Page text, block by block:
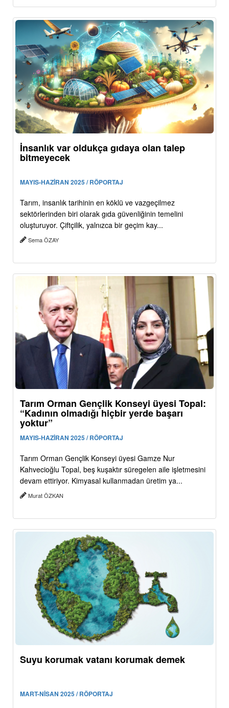
İnsanlık var oldukça gıdaya olan talep
bitmeyecek
MAYIS-HAZİRAN 2025 / RÖPORTAJ
Tarım, insanlık tarihinin en köklü ve vazgeçilmez
sektörlerinden biri olarak gıda güvenliğinin temelini
oluşturuyor. Çiftçilik, yalnızca bir geçim kay...
Sema ÖZAY
Tarım Orman Gençlik Konseyi üyesi Topal:
“Kadının olmadığı hiçbir yerde başarı
yoktur”
MAYIS-HAZİRAN 2025 / RÖPORTAJ
Tarım Orman Gençlik Konseyi üyesi Gamze Nur
Kahvecioğlu Topal, beş kuşaktır süregelen aile işletmesini
devam ettiriyor. Kimyasal kullanmadan üretim ya...
Murat ÖZKAN
Suyu korumak vatanı korumak demek
MART-NİSAN 2025 / RÖPORTAJ